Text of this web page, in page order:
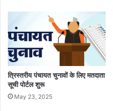
त्रिस्तरीय पंचायत चुनावों के लिए मतदाता
सूची पोर्टल शुरू
May 23, 2025